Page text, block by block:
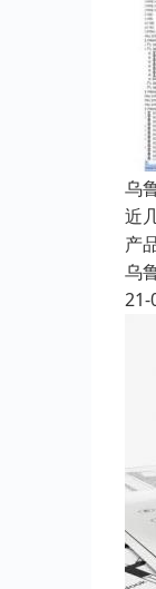
乌
近
产
乌
21-